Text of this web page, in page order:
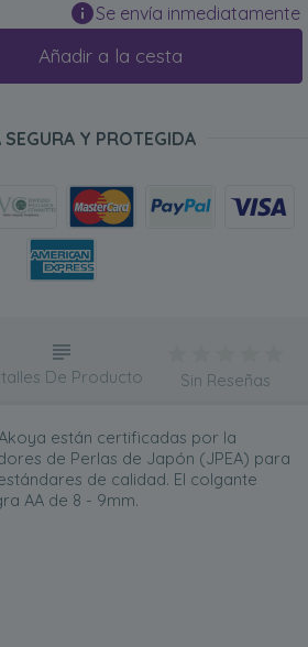
Se envía inmediatamente
Añadir a la cesta
SEGURA Y PROTEGIDA
están certificadas por la
de Perlas de Japón (JPEA) para
de calidad. El colgante
AA de 8 - 9mm.
De Producto Sin Reseñas